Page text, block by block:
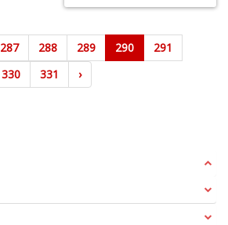
287 288 289 290
291
330 331 ›